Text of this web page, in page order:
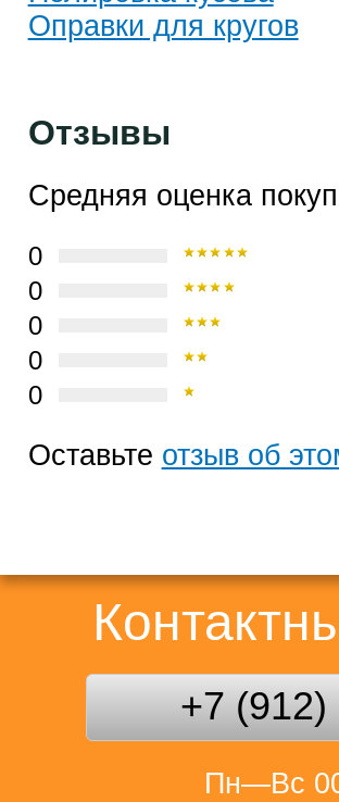
Оправки для кругов
Отзывы
Средняя оценка
0
0
0
0
0
Оставьте отзыв об
+7 (912)
Пн—Вс